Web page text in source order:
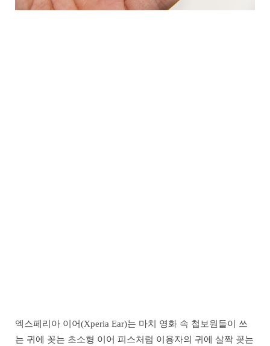
엑스페리아 이어(Xperia Ear)는 마치 영화 속 첩보원들이 쓰
는 귀에 꽂는 초소형 이어 피스처럼 이용자의 귀에 살짝 꽂는